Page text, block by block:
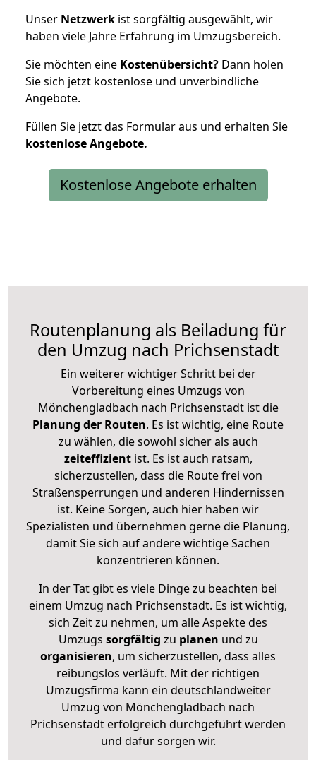
Unser Netzwerk ist sorgfältig ausgewählt, wir
haben viele Jahre Erfahrung im Umzugsbereich.
Sie möchten eine Kostenübersicht? Dann holen
Sie sich jetzt kostenlose und unverbindliche
Angebote.
Füllen Sie jetzt das Formular aus und erhalten Sie
kostenloseAngebote.
Kostenlose Angebote erhalten
Routenplanung als Beiladung für
den Umzug nach Prichsenstadt
Ein weiterer wichtiger Schritt bei der
Vorbereitung eines Umzugs von
Mönchengladbach nach Prichsenstadt ist die
Planung der Routen. Es ist wichtig, eine Route
zu wählen, die sowohl sicher als auch
zeiteffizientist. Es ist auch ratsam,
sicherzustellen, dass die Route frei von
Straßensperrungen und anderen Hindernissen
ist. Keine Sorgen, auch hier haben wir
Spezialisten und übernehmen gerne die Planung,
damit Sie sich auf andere wichtige Sachen
konzentrieren können.
In der Tat gibt es viele Dinge zu beachten bei
einem Umzug nach Prichsenstadt. Es ist wichtig,
sich Zeit zu nehmen, um alle Aspekte des
Umzugs sorgfältig zu planen und zu
organisieren, um sicherzustellen, dass alles
reibungslos verläuft. Mit der richtigen
Umzugsfirma kann ein deutschlandweiter
Umzug von Mönchengladbach nach
Prichsenstadt erfolgreich durchgeführt werden
und dafür sorgen wir.